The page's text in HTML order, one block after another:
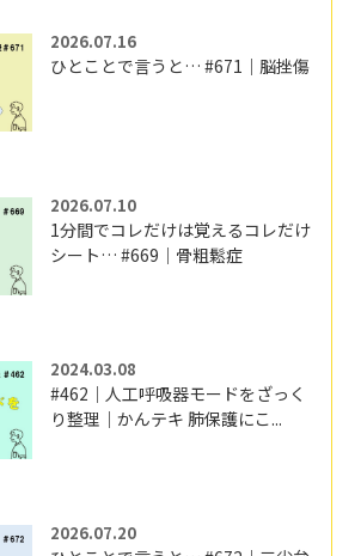
2026.07.16
ひとことで言うと… #671｜脳挫傷
2026.07.10
1分間でコレだけは覚えるコレだけ
シート… #669｜骨粗鬆症
2024.03.08
#462｜人工呼吸器モードをざっく
り整理｜かんテキ 肺保護にこ...
2026.07.20